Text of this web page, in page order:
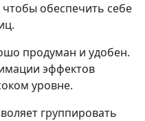
обеспечить себе
продуман и удобен.
эффектов
уровне.
группировать